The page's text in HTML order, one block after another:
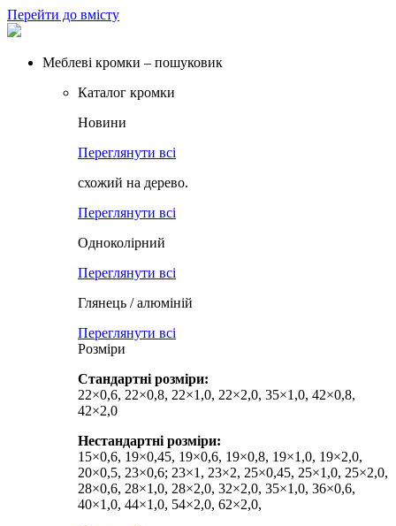
Перейти до вмісту
Меблеві кромки – пошуковик
Каталог кромки
Новини
Переглянути всі
схожий на дерево.
Переглянути всі
Одноколірний
Переглянути всі
Глянець / алюміній
Переглянути всі
Розміри
Стандартні розміри:
22×0,6, 22×0,8, 22×1,0, 22×2,0, 35×1,0, 42×0,8,
42×2,0
Нестандартні розміри:
15×0,6, 19×0,45, 19×0,6, 19×0,8, 19×1,0, 19×2,0,
20×0,5, 23×0,6; 23×1, 23×2, 25×0,45, 25×1,0, 25×2,0,
28×0,6, 28×1,0, 28×2,0, 32×2,0, 35×1,0, 36×0,6,
40×1,0, 44×1,0, 54×2,0, 62×2,0,